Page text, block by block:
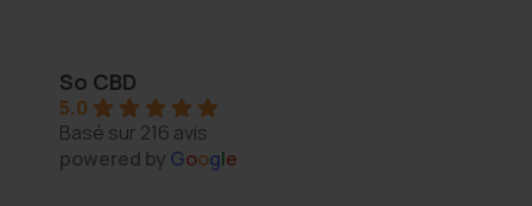
So CBD
5.0
Basé sur 216 avis
powered by Google
Magasin au top, bonne variété et vendeur généreux
N'hésitez pas à y aller vous y trouverez de qualité